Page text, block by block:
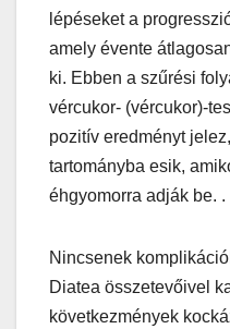
lépéseket a
amely évente
ki. Ebben a szűrési
vércukor- (vércukor)-
pozitív eredményt
tartományba esik,
éhgyomorra adják be. .
Nincsenek
Diatea összetevőivel
következmények